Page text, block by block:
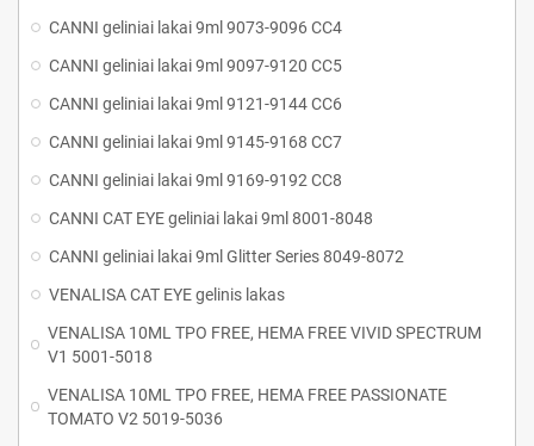
CANNI geliniai lakai 9ml 9073-9096 CC4
CANNI geliniai lakai 9ml 9097-9120 CC5
CANNI geliniai lakai 9ml 9121-9144 CC6
CANNI geliniai lakai 9ml 9145-9168 CC7
CANNI geliniai lakai 9ml 9169-9192 CC8
CANNI CAT EYE geliniai lakai 9ml 8001-8048
CANNI geliniai lakai 9ml Glitter Series 8049-8072
VENALISA CAT EYE gelinis lakas
VENALISA 10ML TPO FREE, HEMA FREE VIVID SPECTRUM
V1 5001-5018
VENALISA 10ML TPO FREE, HEMA FREE PASSIONATE
TOMATO V2 5019-5036